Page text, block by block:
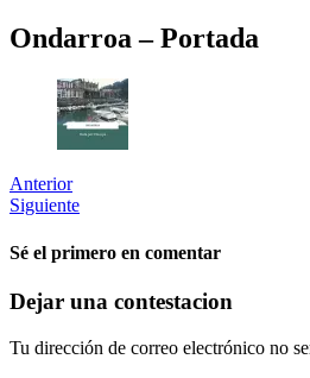
Ondarroa – Portada
Anterior
Siguiente
Sé el primero en comentar
Dejar una contestacion
Tu dirección de correo electrónico no